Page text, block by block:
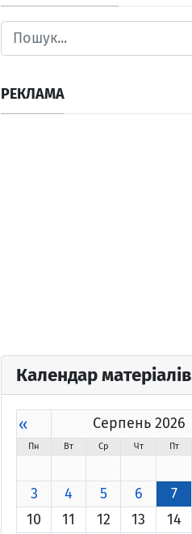
РЕКЛАМА
Календар матеріалів
« Серпень 2026
Пн Вт Ср Чт Пт
3
4 5 6 7
10
11 12 13 14